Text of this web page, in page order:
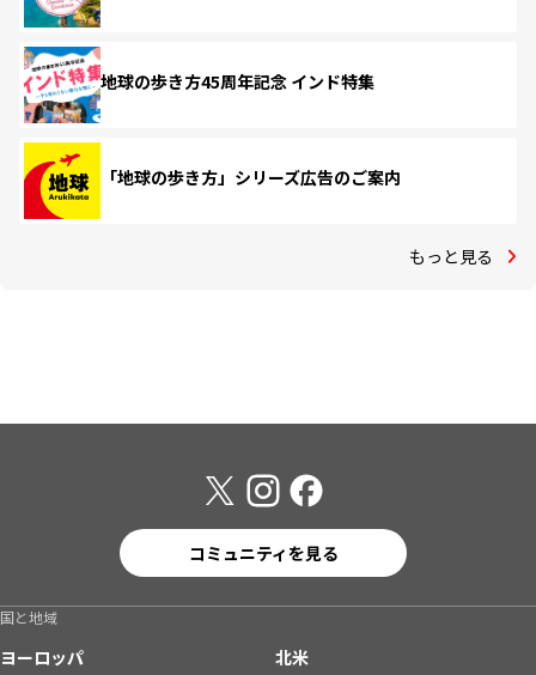
地球の歩き方45周年記念 インド特集
「地球の歩き方」シリーズ広告のご案内
もっと見る
コミュニティを見る
国と地域
ヨーロッパ
北米